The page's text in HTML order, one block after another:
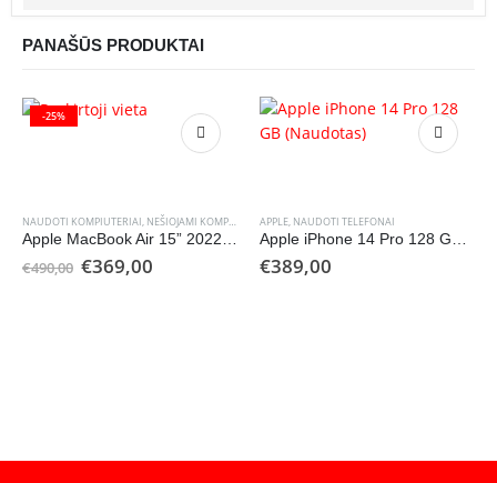
PANAŠŪS PRODUKTAI
-25%
NAUDOTI KOMPIUTERIAI, NEŠIOJAMI KOMPIUTERIAI
Apple MacBook Air 15” 2022 skirtas naudoti dalims (Naudotas)
€490,00 Original
€369,00Current
APPLE, NAUDOTI TELEFONAI
Apple iPhone 14 Pro 128 GB (Naudotas)
€389,00